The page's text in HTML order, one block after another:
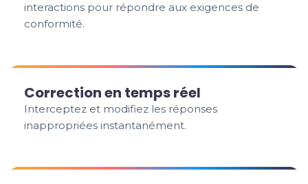
interactions pour répondre aux exigences de
conformité.
Correction en temps réel
Interceptez et modifiez les réponses
inappropriées instantanément.